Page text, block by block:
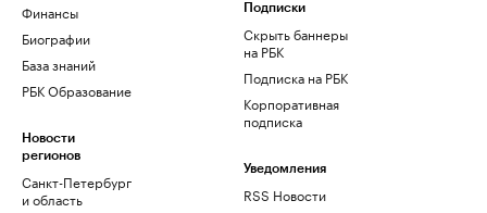
Финансы
Биографии
База знаний
РБК Образование
Новости
регионов
Санкт-Петербург
и область
Подписки
Скрыть баннеры
на РБК
Подписка на РБК
Корпоративная
подписка
Уведомления
RSS Новости